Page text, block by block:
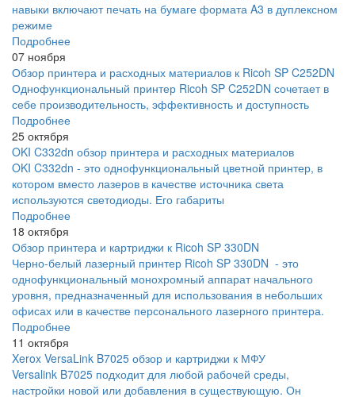
навыки включают печать на бумаге формата A3 в дуплексном
режиме
Подробнее
07 ноября
Обзор принтера и расходных материалов к Ricoh SP C252DN
Однофункциональный принтер Ricoh SP C252DN сочетает в
себе производительность, эффективность и доступность
Подробнее
25 октября
OKI C332dn обзор принтера и расходных материалов
OKI C332dn - это однофункциональный цветной принтер, в
котором вместо лазеров в качестве источника света
используются светодиоды. Его габариты
Подробнее
18 октября
Обзор принтера и картриджи к Ricoh SP 330DN
Черно-белый лазерный принтер Ricoh SP 330DN - это
однофункциональный монохромный аппарат начального
уровня, предназначенный для использования в небольших
офисах или в качестве персонального лазерного принтера.
Подробнее
11 октября
Xerox VersaLink B7025 обзор и картриджи к МФУ
Versalink B7025 подходит для любой рабочей среды,
настройки новой или добавления в существующую. Он